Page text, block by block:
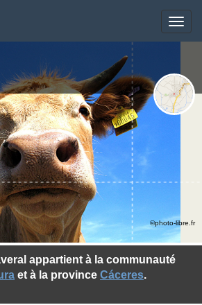
Toggle
appartient à la communauté
et à la province Cáceres.
©photo-libre.fr
Toggle